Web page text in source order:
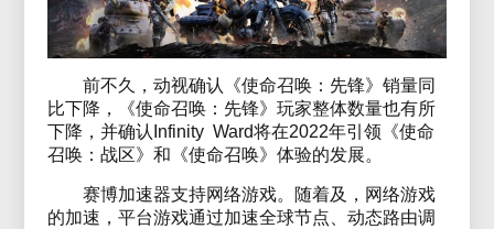
前不久，动视确认《使命召唤：先锋》销量同
比下降，《使命召唤：先锋》玩家整体数量也有所
下降，并确认Infinity Ward将在2022年引领《使命
召唤：战区》和《使命召唤》体验的发展。
赛博加速器支持网络游戏。随着及，网络游戏
的加速，平台游戏通过加速全球节点、动态路由调